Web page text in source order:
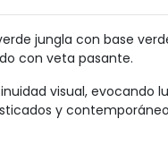
jungla con base
con veta pasante.
visual, evocando
y